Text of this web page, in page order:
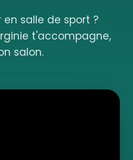
salle de sport ?
t'accompagne,
salon.